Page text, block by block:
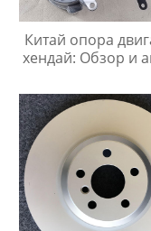
Китай опора
хендай: Обзор и